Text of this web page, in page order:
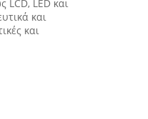
LCD, LED και
και
και